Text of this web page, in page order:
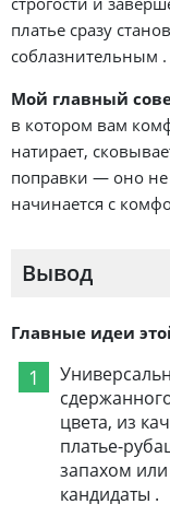
платье сразу
соблазнительным .
Мой главный
в котором вам
натирает,
поправки — оно не
начинается с
Вывод
Главные идеи
цвета, из
платье-
запахом
кандидаты .